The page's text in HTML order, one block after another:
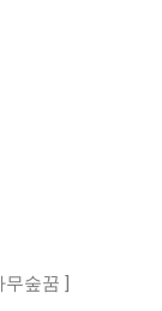
숲꿈 ]